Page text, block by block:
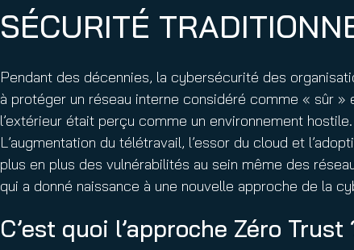
SÉCURITÉ
Pendant des décennies, la cybersécurité des
à protéger un réseau interne considéré comme « sûr
l’extérieur était perçu comme un environnement
L’augmentation du télétravail, l’essor du cloud et
plus en plus des vulnérabilités au sein même des
qui a donné naissance à une nouvelle approche de la
C’est quoi l’approche Zéro Trust